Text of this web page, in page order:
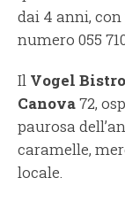
dai 4 anni,
numero 055
Il Vogel
Canova72,
paurosa
caramelle,
locale.